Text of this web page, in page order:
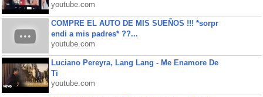
youtube.com
COMPRE EL AUTO DE MIS SUEÑOS !!! *sorpr
endi a mis padres* ??...
youtube.com
Luciano Pereyra, Lang Lang - Me Enamore De
Ti
youtube.com